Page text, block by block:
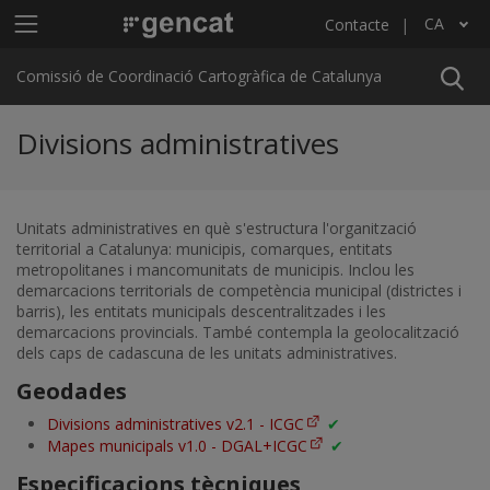
Menú principal C4 Contacte CA
Llista les accions addicionals
Comissió de Coordinació Cartogràfica de Catalunya
Divisions administratives
Unitats administratives en què s'estructura l'organització
territorial a Catalunya: municipis, comarques, entitats
metropolitanes i mancomunitats de municipis. Inclou les
demarcacions territorials de competència municipal (districtes i
barris), les entitats municipals descentralitzades i les
demarcacions provincials. També contempla la geolocalització
dels caps de cadascuna de les unitats administratives.
Geodades
Divisions administratives v2.1 - ICGC
✔
Mapes municipals v1.0 - DGAL+ICGC
✔
Especificacions tècniques